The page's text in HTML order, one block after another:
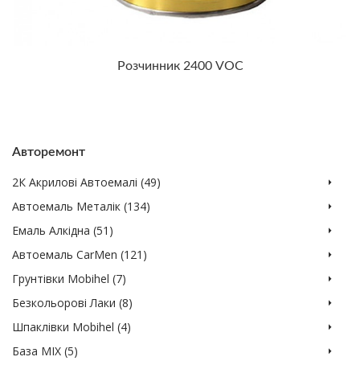
Авторемонт
2К Акрилові Автоемалі (49)
Автоемаль Металік (134)
Емаль Алкідна (51)
Автоемаль CarMen (121)
Грунтівки Mobihel (7)
Безкольорові Лаки (8)
Шпаклівки Мobihel (4)
База MIX (5)
Розчинник 2400 VOC